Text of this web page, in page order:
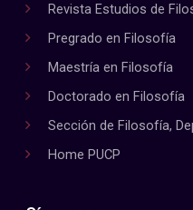
Revista Estudios de
Pregrado en Filosofía
Maestría en Filosofía
Doctorado en Filosofía
Sección de Filosofía,
Home PUCP